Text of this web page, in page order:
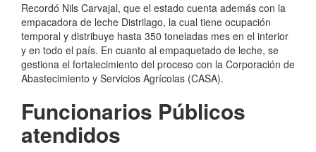
Recordó Nils Carvajal, que el estado cuenta además con la
empacadora de leche Distrilago, la cual tiene ocupación
temporal y distribuye hasta 350 toneladas mes en el interior
y en todo el país. En cuanto al empaquetado de leche, se
gestiona el fortalecimiento del proceso con la Corporación de
Abastecimiento y Servicios Agrícolas (CASA).
Funcionarios Públicos
atendidos